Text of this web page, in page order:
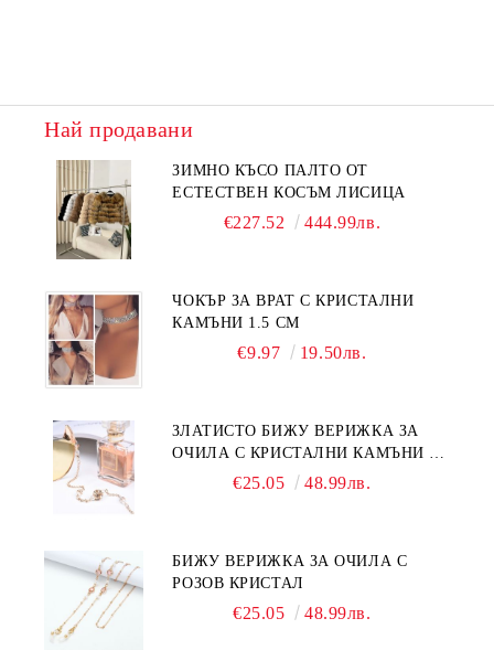
Най продавани
ЗИМНО КЪСО ПАЛТО ОТ
ЕСТЕСТВЕН КОСЪМ ЛИСИЦА
€227.52 444.99лв.
ЧОКЪР ЗА ВРАТ С КРИСТАЛНИ
КАМЪНИ 1.5 СМ
€9.97 19.50лв.
ЗЛАТИСТО БИЖУ ВЕРИЖКА ЗА
ОЧИЛА С КРИСТАЛНИ КАМЪНИ И
€25.05 48.99лв.
БИЖУ ВЕРИЖКА ЗА ОЧИЛА С
РОЗОВ КРИСТАЛ
€25.05 48.99лв.